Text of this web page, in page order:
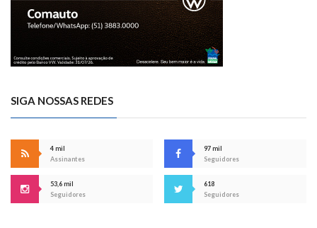
SIGA NOSSAS REDES
4 mil
Assinantes
97 mil
Seguidores
53,6 mil
Seguidores
618
Seguidores